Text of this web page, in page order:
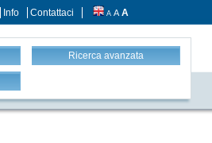
Info Contattaci A A A
Ricerca avanzata